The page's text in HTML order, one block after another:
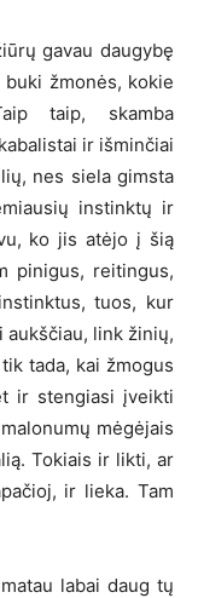
gavau daugybę
žmonės, kokie
taip, skamba
ir išminčiai
nes siela gimsta
instinktų ir
ko jis atėjo į šią
pinigus, reitingus,
tuos, kur
aukščiau, link žinių,
tada, kai žmogus
ir stengiasi įveikti
mėgėjais
Tokiais ir likti, ar
ir lieka. Tam
labai daug tų